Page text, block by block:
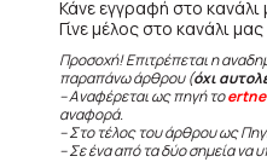
Κάνε εγγραφή στο
Γίνε μέλος στο κανάλι
Προσοχή! Επιτρέπεται η
παραπάνω άρθρου (όχι
– Αναφέρεται ως πηγή το
αναφορά.
– Στο τέλος του άρθρου ως
– Σε ένα από τα δύο σημεία να